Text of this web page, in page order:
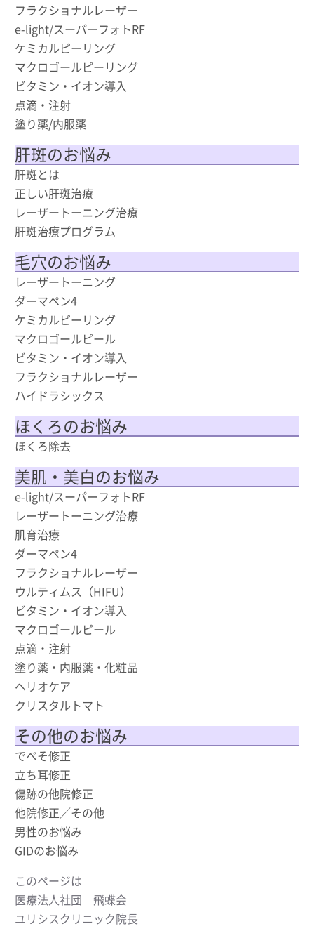
フラクショナルレーザー
e-light/スーパーフォトRF
ケミカルピーリング
マクロゴールピーリング
ビタミン・イオン導入
点滴・注射
塗り薬/内服薬
肝斑のお悩み
肝斑とは
正しい肝斑治療
レーザートーニング治療
肝斑治療プログラム
毛穴のお悩み
レーザートーニング
ダーマペン4
ケミカルピーリング
マクロゴールピール
ビタミン・イオン導入
フラクショナルレーザー
ハイドラシックス
ほくろのお悩み
ほくろ除去
美肌・美白のお悩み
e-light/スーパーフォトRF
レーザートーニング治療
肌育治療
ダーマペン4
フラクショナルレーザー
ウルティムス（HIFU）
ビタミン・イオン導入
マクロゴールピール
点滴・注射
塗り薬・内服薬・化粧品
ヘリオケア
クリスタルトマト
その他のお悩み
でべそ修正
立ち耳修正
傷跡の他院修正
他院修正／その他
男性のお悩み
GIDのお悩み
このページは
医療法人社団 飛蝶会
ユリシスクリニック院長